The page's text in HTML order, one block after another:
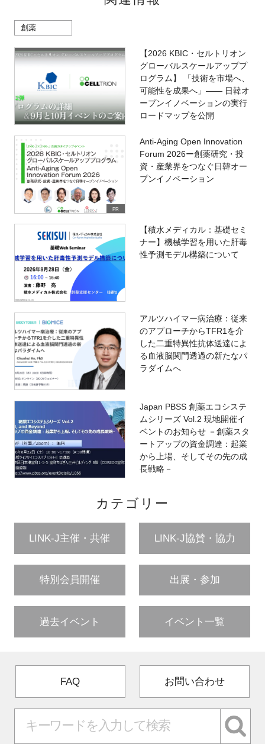
創薬
【2026 KBIC・セルトリオン
グローバルスケールアッププ
ログラム】 「技術を市場へ、
可能性を成果へ」―― 日韓オ
ープンイノベーションの実行
ロードマップを公開
PR
Anti-Aging Open Innovation
Forum 2026ー創薬研究・投
資・産業界をつなぐ日韓オー
プンイノベーション
【積水メディカル：基礎セミ
ナー】機械学習を用いた肝毒
性予測モデル構築について
アルツハイマー病治療：従来
のアプローチからTFR1を介
した二重特異性抗体送達によ
る血液脳関門透過の新たなパ
ラダイムへ
Japan PBSS 創薬エコシステ
ムシリーズ Vol.2 現地開催イ
ベントのお知らせ －創薬スタ
ートアップの資金調達：起業
から上場、そしてその先の成
長戦略－
カテゴリー
LINK-J主催・共催 LINK-J協賛・協力
特別会員開催 出展・参加
過去イベント イベント一覧
FAQ お問い合わせ